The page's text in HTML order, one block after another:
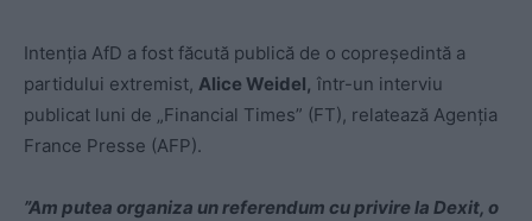
Intenția AfD a fost făcută publică de o copreşedintă a
partidului extremist, Alice Weidel, într-un interviu
publicat luni de „Financial Times” (FT), relatează Agenția
France Presse (AFP).
”Am putea organiza un referendum cu privire la Dexit, o